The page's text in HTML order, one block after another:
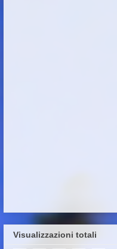
Visualizzazioni totali